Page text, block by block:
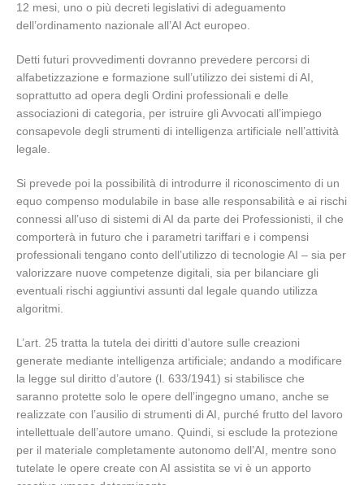
12 mesi, uno o più decreti legislativi di adeguamento
dell’ordinamento nazionale all’AI Act europeo.
Detti futuri provvedimenti dovranno prevedere percorsi di
alfabetizzazione e formazione sull’utilizzo dei sistemi di AI,
soprattutto ad opera degli Ordini professionali e delle
associazioni di categoria, per istruire gli Avvocati all’impiego
consapevole degli strumenti di intelligenza artificiale nell’attività
legale.
Si prevede poi la possibilità di introdurre il riconoscimento di un
equo compenso modulabile in base alle responsabilità e ai rischi
connessi all’uso di sistemi di AI da parte dei Professionisti, il che
comporterà in futuro che i parametri tariffari e i compensi
professionali tengano conto dell’utilizzo di tecnologie AI – sia per
valorizzare nuove competenze digitali, sia per bilanciare gli
eventuali rischi aggiuntivi assunti dal legale quando utilizza
algoritmi.
L’art. 25 tratta la tutela dei diritti d’autore sulle creazioni
generate mediante intelligenza artificiale; andando a modificare
la legge sul diritto d’autore (l. 633/1941) si stabilisce che
saranno protette solo le opere dell’ingegno umano, anche se
realizzate con l’ausilio di strumenti di AI, purché frutto del lavoro
intellettuale dell’autore umano. Quindi, si esclude la protezione
per il materiale completamente autonomo dell’AI, mentre sono
tutelate le opere create con AI assistita se vi è un apporto